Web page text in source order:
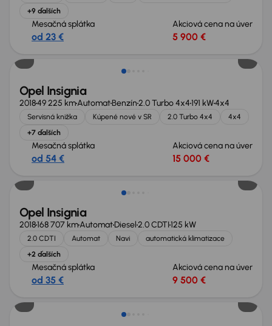
+9 ďalších
Mesačná splátka
od 23 €
Akciová cena na úver
5 900 €
Zlacnené o 1 000 €
Opel Insignia
201849 225 kmAutomatBenzín2.0 Turbo 4x4191 kW4x4
Servisná knižka Kúpené nové v SR 2.0 Turbo 4x4
4x4
+7 ďalších
Mesačná splátka
od 54 €
Akciová cena na úver
15 000 €
Opel Insignia
2018168 707 kmAutomatDiesel2.0 CDTI125 kW
2.0 CDTI Automat Navi
automatická klimatizace
+2 ďalších
Mesačná splátka
od 35 €
Akciová cena na úver
9 500 €